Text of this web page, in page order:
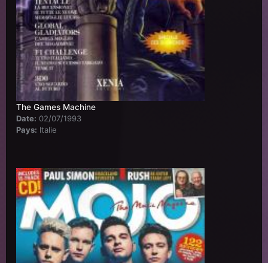
The Games Machine
Date: 02/07/1993
Pays: Italie